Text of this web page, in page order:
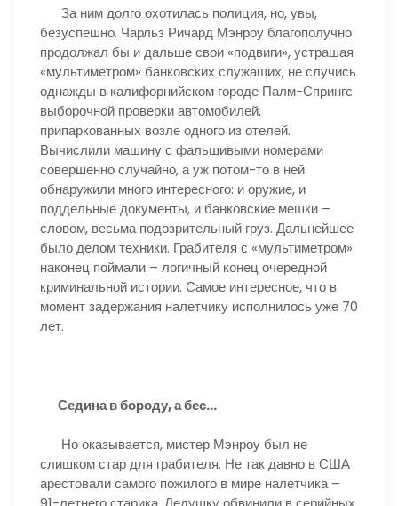
За ним долго охотилась полиция, но, увы,
безуспешно. Чарльз Ричард Мэнроу благополучно
продолжал бы и дальше свои «подвиги», устрашая
«мультиметром» банковских служащих, не случись
однажды в калифорнийском городе Палм-Спрингс
выборочной проверки автомобилей,
припаркованных возле одного из отелей.
Вычислили машину с фальшивыми номерами
совершенно случайно, а уж потом-то в ней
обнаружили много интересного: и оружие, и
поддельные документы, и банковские мешки –
словом, весьма подозрительный груз. Дальнейшее
было делом техники. Грабителя с «мультиметром»
наконец поймали – логичный конец очередной
криминальной истории. Самое интересное, что в
момент задержания налетчику исполнилось уже 70
лет.
Седина в бороду, а бес…
Но оказывается, мистер Мэнроу был не
слишком стар для грабителя. Не так давно в США
арестовали самого пожилого в мире налетчика –